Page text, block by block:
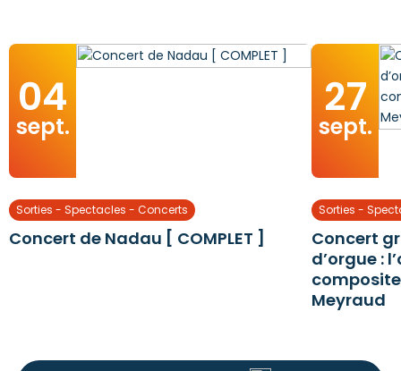
04
sept.
Sorties - Spectacles - Concerts
Concert de Nadau [ COMPLET ]
27
sept.
Sorties -
Concert
d’orgue :
Meyraud